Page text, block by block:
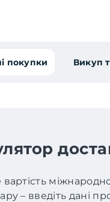
покупки Викуп
– введіть дані